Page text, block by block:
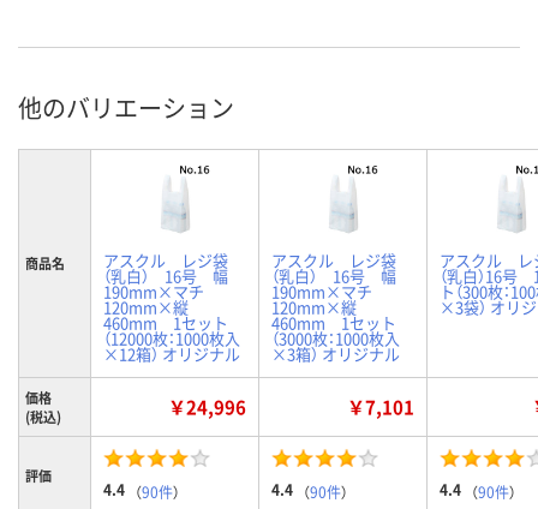
他のバリエーション
商品名 アスクル レジ袋
（乳白） 16号 幅
190mm×マチ
120mm×縦
460mm 1セット
（12000枚：1000枚入
×12箱） オリジナル
アスクル レジ袋
（乳白） 16号 幅
190mm×マチ
120mm×縦
460mm 1セット
（3000枚：1000枚入
×3箱） オリジナル
アスクル レ
（乳白）16号
ト（300枚：
×3袋） オリ
価格
(税込)
￥24,996 ￥7,101
評価
4.4 （90件） 4.4 （90件） 4.4 （90件）